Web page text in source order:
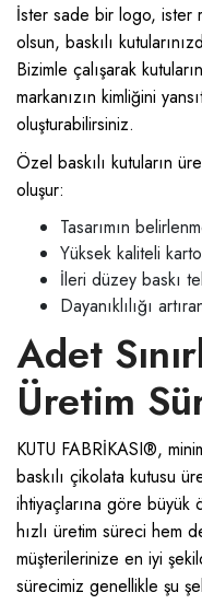
İster sade bir logo, ister
olsun, baskılı
Bizimle çalışarak
markanızın kimliğini
oluşturabilirsiniz.
Özel baskılı kutuların
oluşur:
Tasarımın
Yüksek kaliteli
İleri düzey baskı
Dayanıklılığı
Adet
Üretim
KUTU FABRİKASI®,
baskılı çikolata kutusu
ihtiyaçlarına göre büyük
hızlı üretim süreci hem
müşterilerinize en iyi
sürecimiz genellikle şu